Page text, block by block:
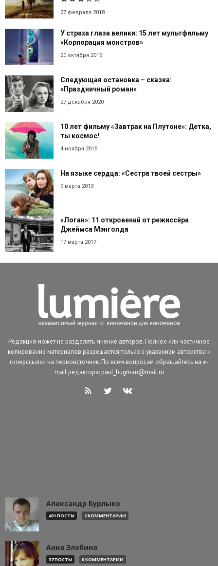
27 февраля 2018
У страха глаза велики: 15 лет мультфильму
«Корпорация монстров»
20 октября 2016
Следующая остановка – сказка:
«Праздничный роман»
27 декабря 2020
10 лет фильму «Завтрак на Плутоне»: Детка,
ты космос!
4 ноября 2015
На языке сердца: «Сестра твоей сестры»
9 марта 2013
«Логан»: 11 откровений от режиссёра
Джеймса Мэнголда
17 марта 2017
Редакция может не разделять мнение авторов. Полное или частичное
копирование материалов разрешается только с указанием авторства и
гиперссылки на первоисточник. По всем вопросам обращайтесь на e-
mail редактора: paul_bugman@mail.ru
Александр Бурлыко
491 ПОСТЫ 2 КОММЕНТАРИИ
Анна Злобина
37 ПОСТЫ 0 КОММЕНТАРИИ